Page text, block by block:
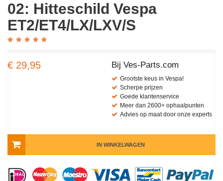
02: Hitteschild Vespa
ET2/ET4/LX/LXV/S
€ 29,95 Bij Ves-Parts.com
Grootste keus in Vespa!
Scherpe prijzen
Goede klantenservice
Meer dan 2600+ ophaalpunten
Advies op maat door onze experts
IN WINKELWAGEN